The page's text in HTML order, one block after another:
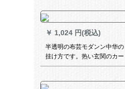
室出窓既制カーリングリング
テーダーダーシリーズシリー
ズシリーズシリーズ
￥ 1,024 円(税込)
半透明の布芸モダンン中华の
挂け方です。热い玄関のカー
リングが柔らかくて、热いフ
け方です。牡丹D半透云纱-1平